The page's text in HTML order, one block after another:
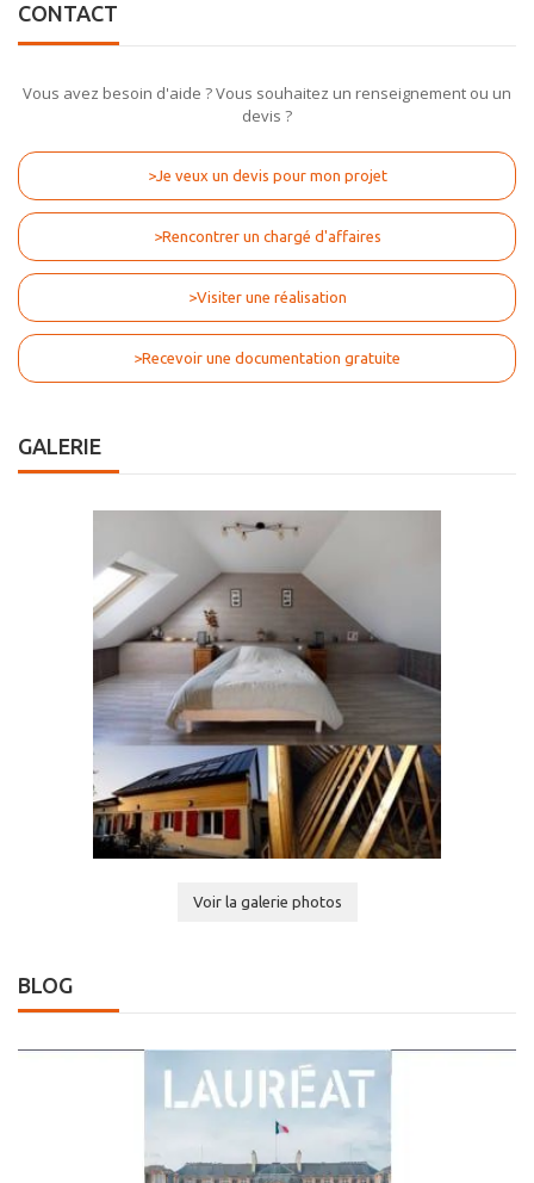
CONTACT
Vous avez besoin d'aide ? Vous souhaitez un renseignement ou un
devis ?
>Je veux un devis pour mon projet
>Rencontrer un chargé d'affaires
>Visiter une réalisation
>Recevoir une documentation gratuite
GALERIE
Voir la galerie photos
BLOG